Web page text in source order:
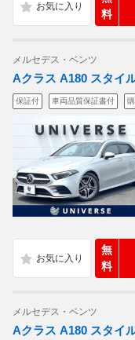
料
メルセデス・ベンツ
Aクラス A180 スタイ
保証付 車両品質保証書付
無
料
メルセデス・ベンツ
Aクラス A180 スタイ